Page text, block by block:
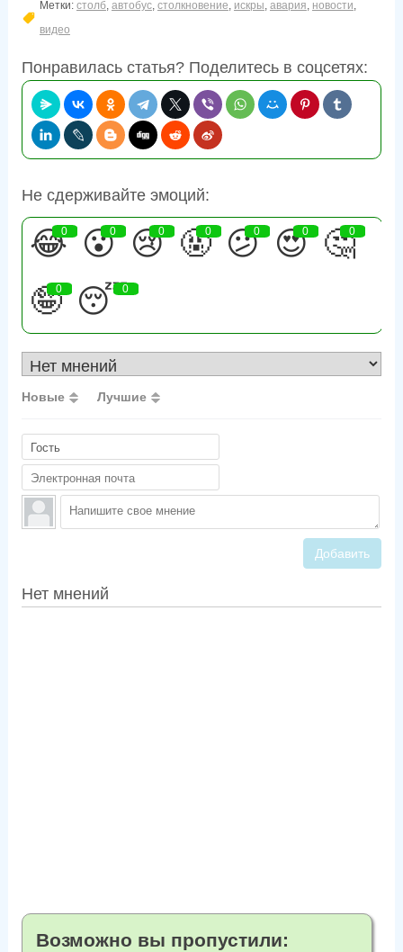
Метки: столб, автобус, столкновение, искры, авария, новости,
видео
Понравилась статья? Поделитесь в соцсетях:
Не сдерживайте эмоций:
😂
0 😮
0 😢
0 🤬
0 😕
0 😍
0 🤔
0
🤪
0 😴
0
Новые Лучшие
Добавить
Нет мнений
Возможно вы пропустили: